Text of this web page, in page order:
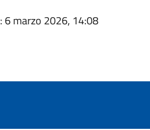
: 6 marzo 2026, 14:08